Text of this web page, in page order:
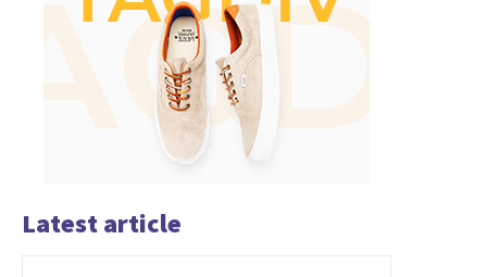
Latest article